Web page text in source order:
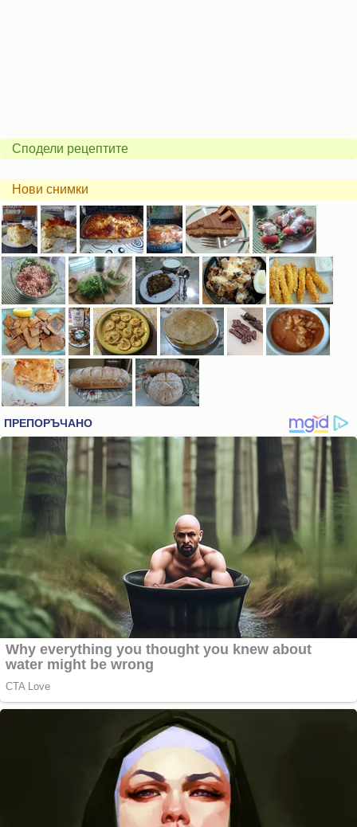
Сподели рецептите
Нови снимки